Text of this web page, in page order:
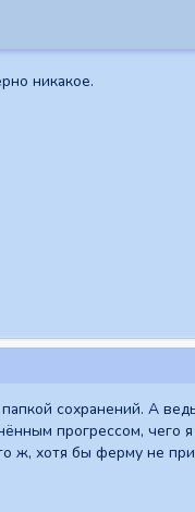
никакое.
сохранений. А
прогрессом, чего
ж, хотя бы ферму не